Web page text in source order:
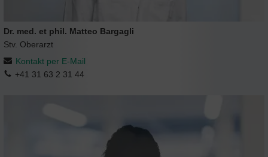
Dr. med. et phil. Matteo Bargagli
Stv. Oberarzt
Kontakt per E-Mail
+41 31 63 2 31 44